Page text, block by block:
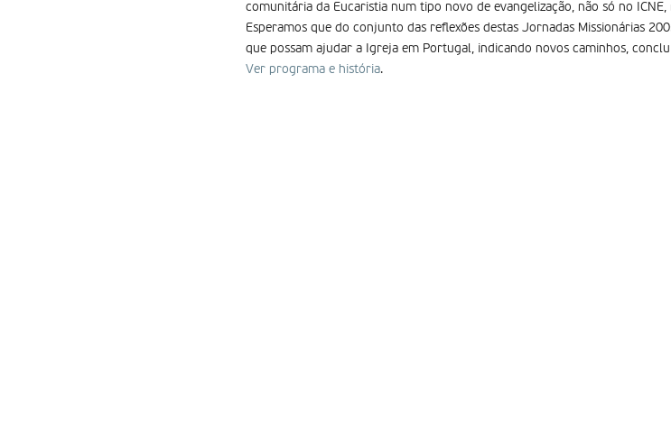
comunitária da Eucaristia num tipo novo de evangelização, não só no ICNE,
Esperamos que do conjunto das reflexões destas Jornadas Missionárias
que possam ajudar a Igreja em Portugal, indicando novos caminhos,
Ver programa e história.